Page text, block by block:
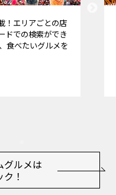
！エリアごとの店
ドでの検索ができ
食べたいグルメを
グルメは
！